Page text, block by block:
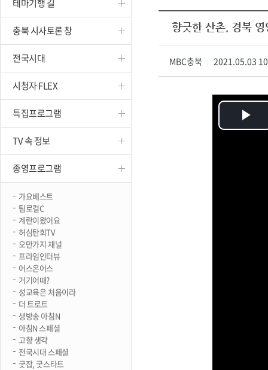
종영프로그램
테마기행 길
충북 시사토론 창
전국시대
시청자 FLEX
특집프로그램
TV 속 정보
종영프로그램
가요베스트
팀로컬C
계란이왔어요
허심탄회TV
오만가지 채널
프라임인터뷰
어스온어스
거기어때?
성교육은 처음이라
더 트로트
생방송 아침N
아침N 스페셜
고향 생각
전국시대 스페셜
굿잡, 굿스타트
향긋한 산촌, 경북 영
MBC충북 2021.05.03